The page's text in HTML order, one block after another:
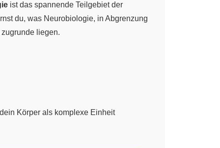
ist das spannende Teilgebiet der
du, was Neurobiologie, in Abgrenzung
liegen.
Körper als komplexe Einheit